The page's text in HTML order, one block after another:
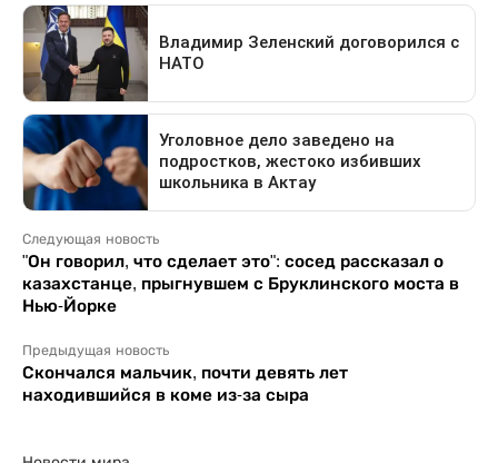
Следующая новость
"Он говорил, что сделает это": сосед рассказал о
казахстанце, прыгнувшем с Бруклинского моста в
Нью-Йорке
Предыдущая новость
Скончался мальчик, почти девять лет
находившийся в коме из-за сыра